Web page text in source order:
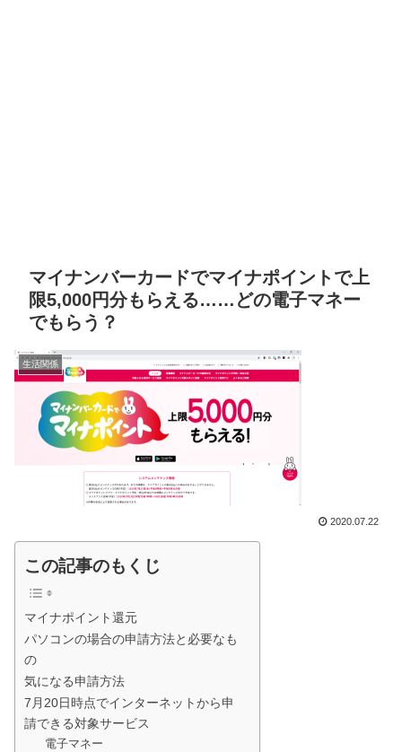
マイナンバーカードでマイナポイントで上
限5,000円分もらえる……どの電子マネー
でもらう？
生活関係
2020.07.22
この記事のもくじ
マイナポイント還元
パソコンの場合の申請方法と必要なも
の
気になる申請方法
7月20日時点でインターネットから申
請できる対象サービス
電子マネー